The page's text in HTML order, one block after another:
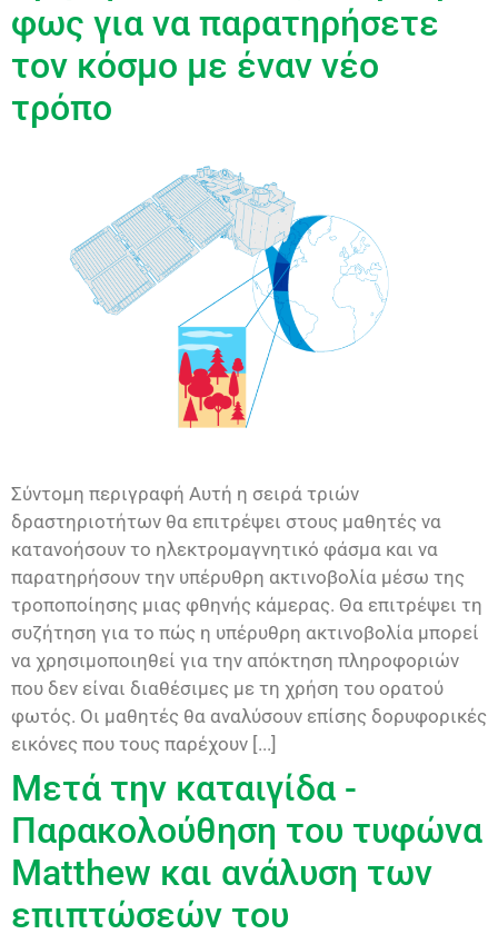
φως για να παρατηρήσετε
τον κόσμο με έναν νέο
τρόπο
Σύντομη περιγραφή Αυτή η σειρά τριών
δραστηριοτήτων θα επιτρέψει στους μαθητές να
κατανοήσουν το ηλεκτρομαγνητικό φάσμα και να
παρατηρήσουν την υπέρυθρη ακτινοβολία μέσω της
τροποποίησης μιας φθηνής κάμερας. Θα επιτρέψει τη
συζήτηση για το πώς η υπέρυθρη ακτινοβολία μπορεί
να χρησιμοποιηθεί για την απόκτηση πληροφοριών
που δεν είναι διαθέσιμες με τη χρήση του ορατού
φωτός. Οι μαθητές θα αναλύσουν επίσης δορυφορικές
εικόνες που τους παρέχουν [...]
Μετά την καταιγίδα -
Παρακολούθηση του τυφώνα
Matthew και ανάλυση των
επιπτώσεών του